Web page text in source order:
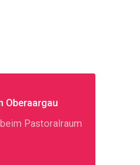
Oberaargau
Pastoralraum